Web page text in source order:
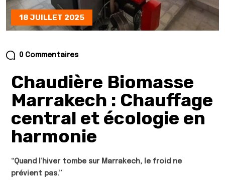
18 JUILLET 2025
0 Commentaires
Chaudière Biomasse
Marrakech : Chauffage
central et écologie en
harmonie
“Quand l’hiver tombe sur Marrakech, le froid ne
prévient pas.”